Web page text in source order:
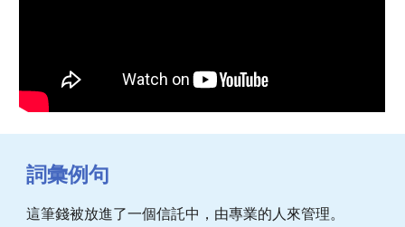
詞彙例句
這筆錢被放進了一個信託中，由專業的人來管理。